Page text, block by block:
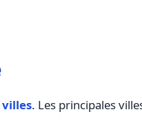
villes. Les principales